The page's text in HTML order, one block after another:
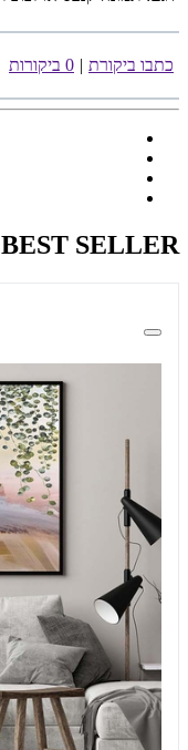
כתבו ביקורת | 0 ביקורות
BEST SELLER